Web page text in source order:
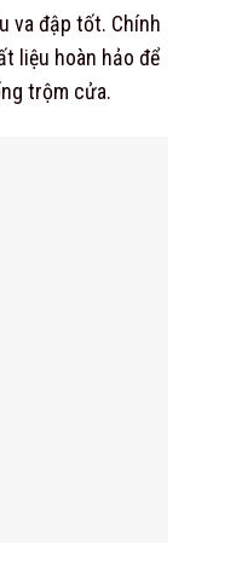
va đập tốt. Chính
liệu hoàn hảo để
trộm cửa.